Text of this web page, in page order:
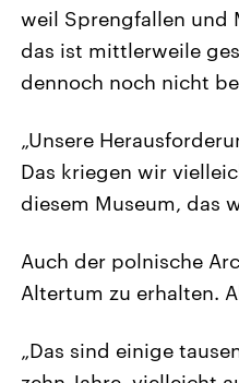
weil Sprengfallen und
das ist mittlerweile
dennoch noch nicht
„Unsere
Das kriegen wir
diesem Museum, das
Auch der polnische
Altertum zu erhalten.
„Das sind einige